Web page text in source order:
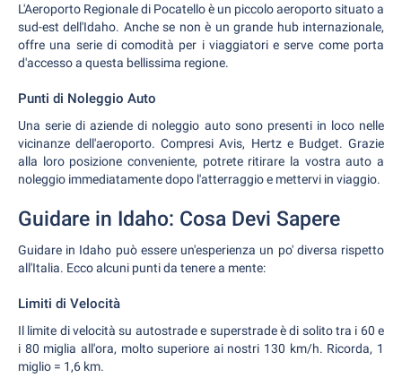
L'Aeroporto Regionale di Pocatello è un piccolo aeroporto situato a
sud-est dell'Idaho. Anche se non è un grande hub internazionale,
offre una serie di comodità per i viaggiatori e serve come porta
d'accesso a questa bellissima regione.
Punti di Noleggio Auto
Una serie di aziende di noleggio auto sono presenti in loco nelle
vicinanze dell'aeroporto. Compresi Avis, Hertz e Budget. Grazie
alla loro posizione conveniente, potrete ritirare la vostra auto a
noleggio immediatamente dopo l'atterraggio e mettervi in viaggio.
Guidare in Idaho: Cosa Devi Sapere
Guidare in Idaho può essere un'esperienza un po' diversa rispetto
all'Italia. Ecco alcuni punti da tenere a mente:
Limiti di Velocità
Il limite di velocità su autostrade e superstrade è di solito tra i 60 e
i 80 miglia all'ora, molto superiore ai nostri 130 km/h. Ricorda, 1
miglio = 1,6 km.